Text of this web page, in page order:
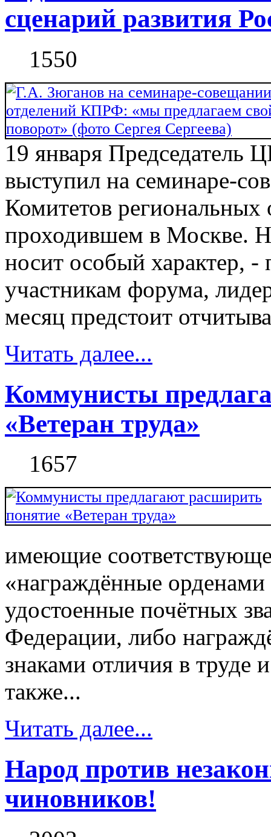
сценарий развития
1550
19 января
выступил на семинаре-
Комитетов
проходившем в Москве.
носит особый характер, -
участникам форума,
месяц предстоит
Читать далее...
Коммунисты
«Ветеран труда»
1657
имеющие
«награждённые
удостоенные почётных
Федерации, либо
знаками отличия в
также...
Читать далее...
Народ против
чиновников!